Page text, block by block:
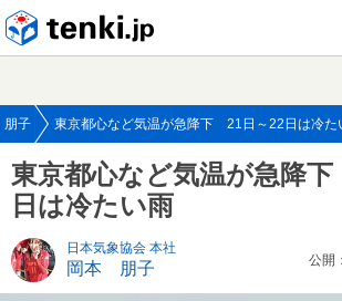
子 東京都心など気温が急降下 21日～22日は冷た
東京都心など気温が急降
日は冷たい雨
日本気象協会 本社
岡本 朋子 公開